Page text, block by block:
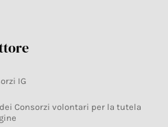
IG
Consorzi volontari per la tutela